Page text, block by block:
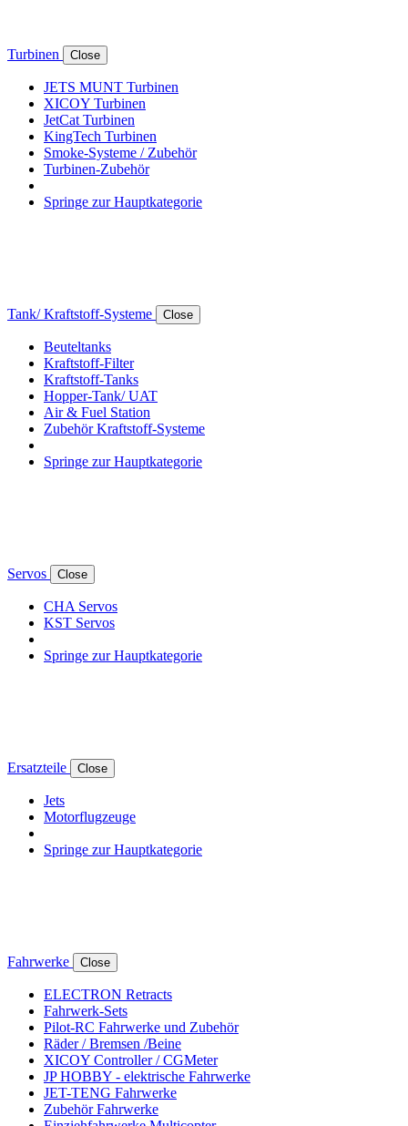
Turbinen Close
JETS MUNT Turbinen
XICOY Turbinen
JetCat Turbinen
KingTech Turbinen
Smoke-Systeme / Zubehör
Turbinen-Zubehör
Springe zur Hauptkategorie
Tank/ Kraftstoff-Systeme Close
Beuteltanks
Kraftstoff-Filter
Kraftstoff-Tanks
Hopper-Tank/ UAT
Air & Fuel Station
Zubehör Kraftstoff-Systeme
Springe zur Hauptkategorie
Servos Close
CHA Servos
KST Servos
Springe zur Hauptkategorie
Ersatzteile Close
Jets
Motorflugzeuge
Springe zur Hauptkategorie
Fahrwerke Close
ELECTRON Retracts
Fahrwerk-Sets
Pilot-RC Fahrwerke und Zubehör
Räder / Bremsen /Beine
XICOY Controller / CGMeter
JP HOBBY - elektrische Fahrwerke
JET-TENG Fahrwerke
Zubehör Fahrwerke